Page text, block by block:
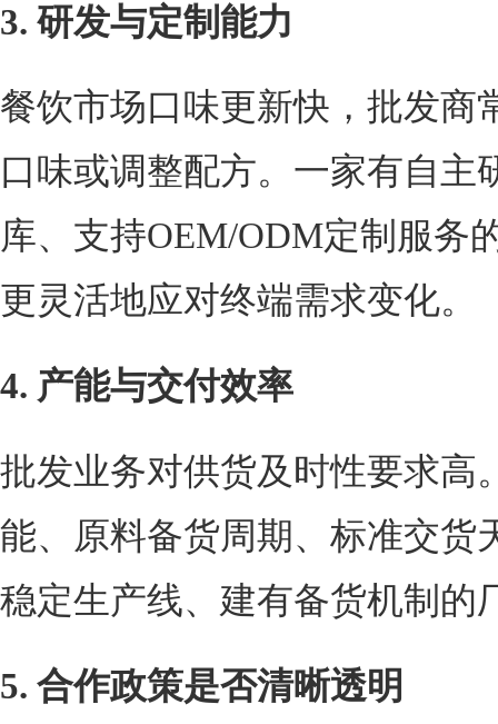
3. 研发与定制能力
餐饮市场口味更新快，批发商
口味或调整配方。一家有自主
库、支持OEM/ODM定制服务
更灵活地应对终端需求变化。
4. 产能与交付效率
批发业务对供货及时性要求高
能、原料备货周期、标准交货
稳定生产线、建有备货机制的
5. 合作政策是否清晰透明